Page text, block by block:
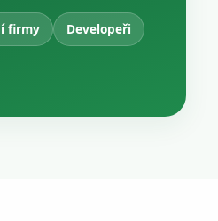
firmy
Developeři